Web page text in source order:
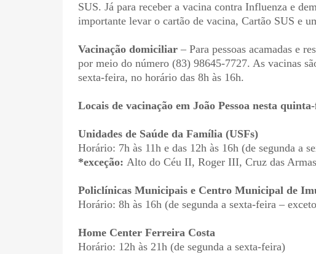
SUS. Já para receber a vacina contra Influenza e
importante levar o cartão de vacina, Cartão SUS e
Vacinação domiciliar – Para pessoas acamadas e
por meio do número (83) 98645-7727. As vacinas
sexta-feira, no horário das 8h às 16h.
Locais de vacinação em João Pessoa nesta
Unidades de Saúde da Família (USFs)
Horário: 7h às 11h e das 12h às 16h (de segunda a
*exceção: Alto do Céu II, Roger III, Cruz das
Policlínicas Municipais e Centro Municipal de
Horário: 8h às 16h (de segunda a sexta-feira –
Home Center Ferreira Costa
Horário: 12h às 21h (de segunda a sexta-feira)